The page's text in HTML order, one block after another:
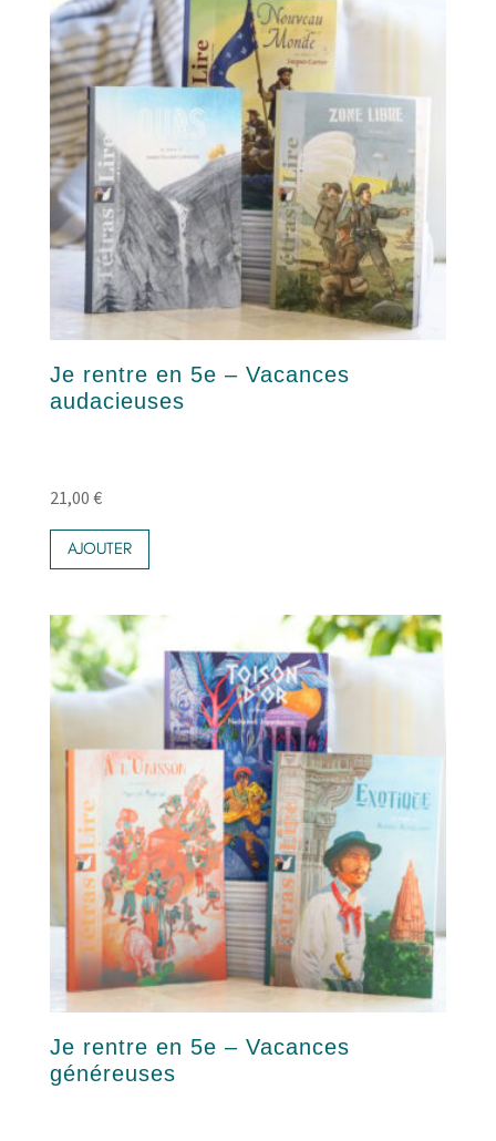
Je rentre en 5e – Vacances
audacieuses
21,00 €
AJOUTER
Je rentre en 5e – Vacances
généreuses